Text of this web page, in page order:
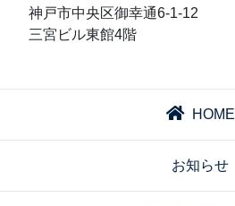
神戸市中央区御幸通6-1-12
三宮ビル東館4階
HOME
お知らせ